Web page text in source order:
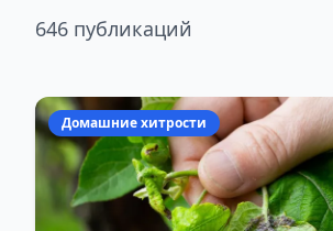
646 публикаций
Домашние хитрости